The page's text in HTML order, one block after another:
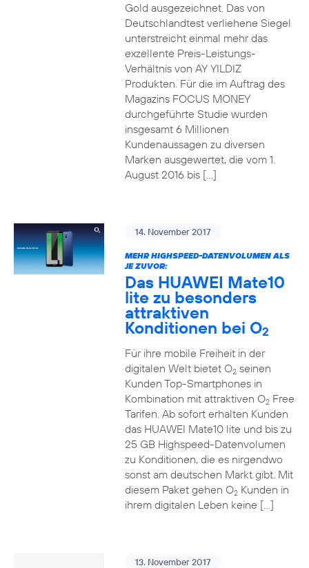
Gold ausgezeichnet. Das von
Deutschlandtest verliehene Siegel
unterstreicht einmal mehr das
exzellente Preis-Leistungs-
Verhältnis von AY YILDIZ
Produkten. Für die im Auftrag des
Magazins FOCUS MONEY
durchgeführte Studie wurden
insgesamt 6 Millionen
Kundenaussagen zu diversen
Marken ausgewertet, die vom 1.
August 2016 bis […]
14. November 2017
MEHR HIGHSPEED-DATENVOLUMEN ALS
JE ZUVOR:
Das HUAWEI Mate10
lite zu besonders
attraktiven
Konditionen bei O2
Für ihre mobile Freiheit in der
digitalen Welt bietet O2seinen
Kunden Top-Smartphones in
Kombination mit attraktiven O2Free
Tarifen. Ab sofort erhalten Kunden
das HUAWEI Mate10 lite und bis zu
25 GB Highspeed-Datenvolumen
zu Konditionen, die es nirgendwo
sonst am deutschen Markt gibt. Mit
diesem Paket gehen O2Kunden in
ihrem digitalen Leben keine […]
13. November 2017